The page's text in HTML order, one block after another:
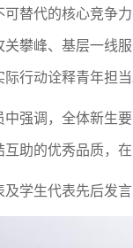
替代的核心竞争
攀峰、基层一线
行动诠释青年担当
强调，全体新生
助的优秀品质，
学生代表先后发